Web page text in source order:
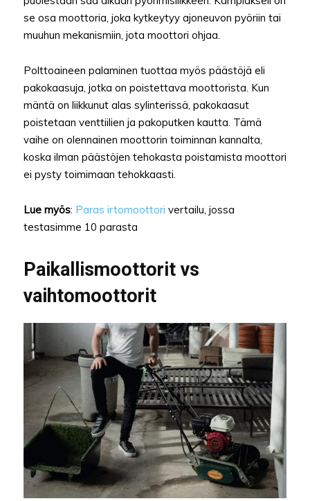
se osa moottoria, joka kytkeytyy ajoneuvon pyöriin tai
muuhun mekanismiin, jota moottori ohjaa.
Polttoaineen palaminen tuottaa myös päästöjä eli
pakokaasuja, jotka on poistettava moottorista. Kun
mäntä on liikkunut alas sylinterissä, pakokaasut
poistetaan venttiilien ja pakoputken kautta. Tämä
vaihe on olennainen moottorin toiminnan kannalta,
koska ilman päästöjen tehokasta poistamista moottori
ei pysty toimimaan tehokkaasti.
Lue myös: Paras irtomoottori vertailu, jossa
testasimme 10 parasta
Paikallismoottorit vs
vaihtomoottorit